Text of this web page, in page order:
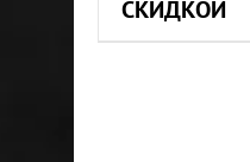
СКИДКОЙ